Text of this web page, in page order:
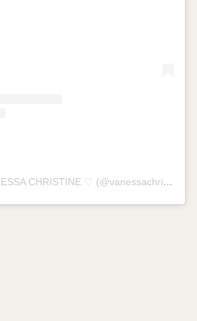
A post shared by VANESSA CHRISTINE ♡ (@vanessachristine)